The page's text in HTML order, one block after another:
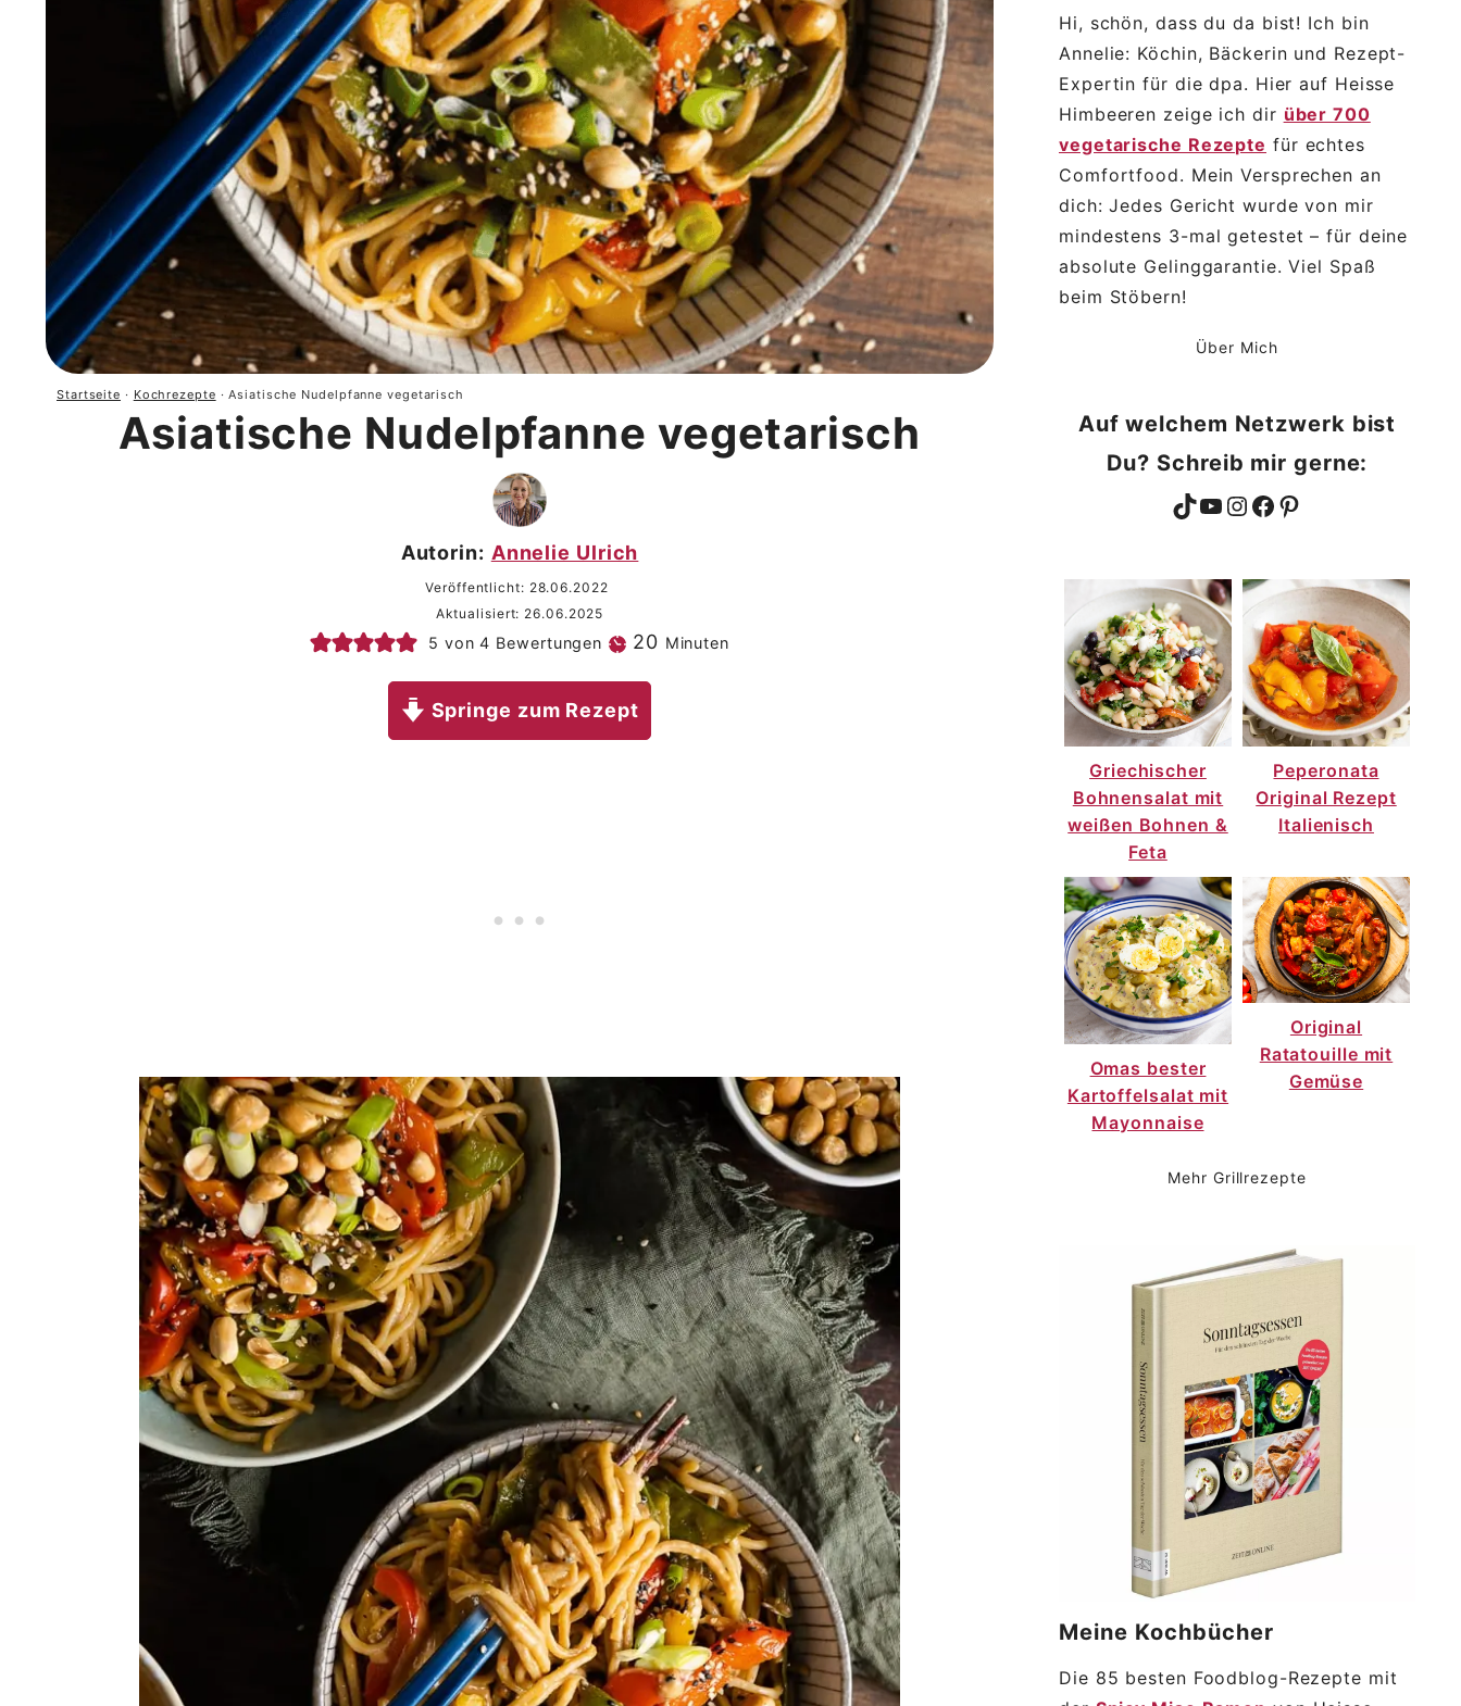
Startseite · Kochrezepte ·Asiatische Nudelpfanne vegetarisch
Asiatische Nudelpfanne vegetarisch
Autorin: Annelie Ulrich
Veröffentlicht: 28.06.2022
Aktualisiert: 26.06.2025
5 von4 Bewertungen 20Minuten
Minuten
Springe zum Rezept
Hi, schön, dass du da bist! Ich bin
Annelie: Köchin, Bäckerin und Rezept-
Expertin für die dpa. Hier auf Heisse
Himbeeren zeige ich dir über 700
vegetarische Rezepte für echtes
Comfortfood. Mein Versprechen an
dich: Jedes Gericht wurde von mir
mindestens 3-mal getestet – für deine
absolute Gelinggarantie. Viel Spaß
beim Stöbern!
Über Mich
Auf welchem Netzwerk bist
Du? Schreib mir gerne:
TikTok
YouTube
Instagram
Facebook
Pinterest
Griechischer
Bohnensalat mit
weißen Bohnen &
Feta
Peperonata
Original Rezept
Italienisch
Omas bester
Kartoffelsalat mit
Mayonnaise
Original
Ratatouille mit
Gemüse
Mehr Grillrezepte
Meine Kochbücher
Die 85 besten Foodblog-Rezepte mit